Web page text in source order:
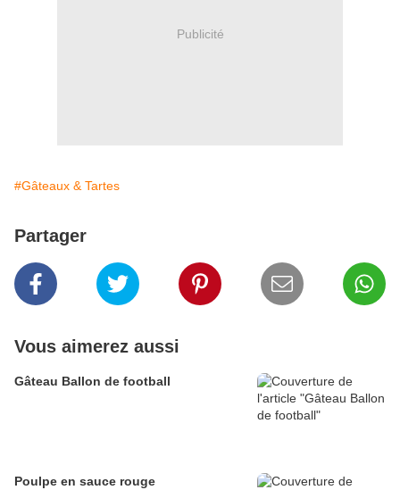
Publicité
#Gâteaux & Tartes
Partager
Vous aimerez aussi
Gâteau Ballon de football
Poulpe en sauce rouge